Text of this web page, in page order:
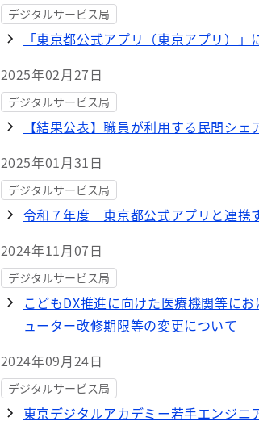
デジタルサービス局
「東京都公式アプリ（東京アプリ）
2025年02月27日
デジタルサービス局
【結果公表】職員が利用する民間シ
2025年01月31日
デジタルサービス局
令和７年度 東京都公式アプリと連携
2024年11月07日
デジタルサービス局
こどもDX推進に向けた医療機関等に
ューター改修期限等の変更について
2024年09月24日
デジタルサービス局
東京デジタルアカデミー若手エンジ